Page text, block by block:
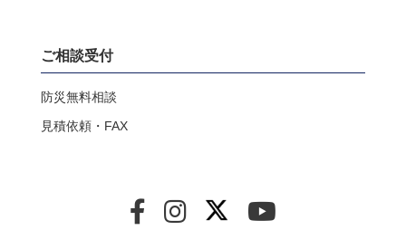
ご相談受付
防災無料相談
見積依頼・FAX